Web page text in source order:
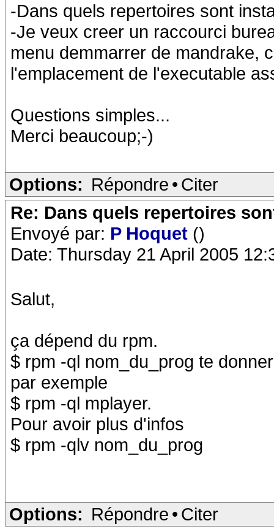
-Dans quels repertoires sont
-Je veux creer un raccourci
menu demmarrer de mandrake,
l'emplacement de l'executable
Questions simples...
Merci beaucoup;-)
Options: Répondre • Citer
Re: Dans quels repertoires
Envoyé par: P Hoquet ()
Date: Thursday 21 April 2005
Salut,
ça dépend du rpm.
$ rpm -ql nom_du_prog te
par exemple
$ rpm -ql mplayer.
Pour avoir plus d'infos
$ rpm -qlv nom_du_prog
Options: Répondre • Citer